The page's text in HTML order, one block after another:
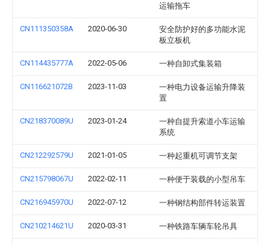
运输拖车
CN111350358A 2020-06-30
安全防护好的多功能水泥
板立板机
CN114435777A 2022-05-06 一种自卸式集装箱
CN116621072B 2023-11-03
一种电力设备运输升降装
置
CN218370089U 2023-01-24
一种自提升索道小车运输
系统
CN212292579U 2021-01-05 一种起重机可调节支架
CN215798067U 2022-02-11 一种便于装载的小型吊车
CN216945970U 2022-07-12 一种钢结构部件转运装置
CN210214621U 2020-03-31 一种铁路车辆车轮吊具